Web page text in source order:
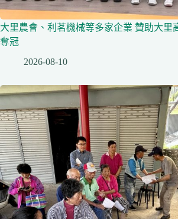
大里農會、利茗機械等多家企業 贊助大里
奪冠
2026-08-10